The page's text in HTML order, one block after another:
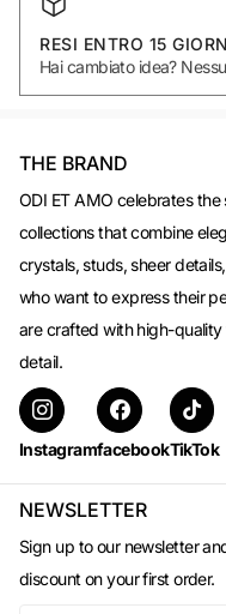
RESI ENTRO 15
Hai cambiato idea?
THE BRAND
ODI ET AMO celebrates
collections that combine
crystals, studs, sheer
who want to express their
are crafted with high-
detail.
InstagramfacebookTikTok
NEWSLETTER
Sign up to our newsletter
discount on your first order.